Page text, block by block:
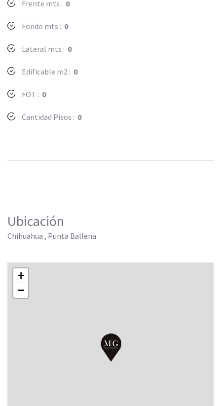
Frente mts : 0
Fondo mts : 0
Lateral mts : 0
Edificable m2 : 0
FOT : 0
Cantidad Pisos : 0
Ubicación
Chihuahua , Punta Ballena
+
−